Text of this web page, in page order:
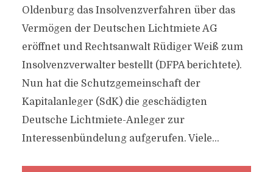
Oldenburg das Insolvenzverfahren über das
Vermögen der Deutschen Lichtmiete AG
eröffnet und Rechtsanwalt Rüdiger Weiß zum
Insolvenzverwalter bestellt (DFPA berichtete).
Nun hat die Schutzgemeinschaft der
Kapitalanleger (SdK) die geschädigten
Deutsche Lichtmiete-Anleger zur
Interessenbündelung aufgerufen. Viele...